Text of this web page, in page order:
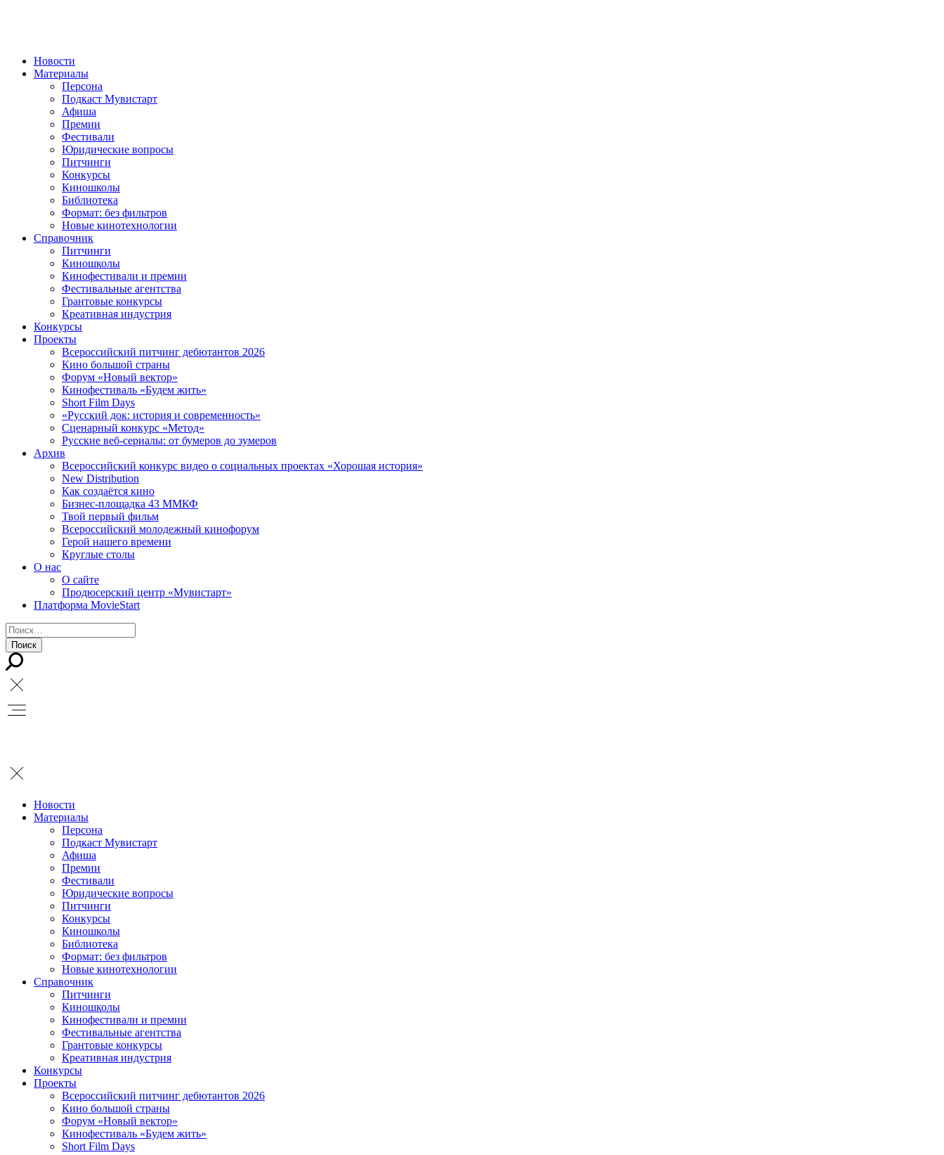
Новости
Материалы
Персона
Подкаст Мувистарт
Афиша
Премии
Фестивали
Юридические вопросы
Питчинги
Конкурсы
Киношколы
Библиотека
Формат: без фильтров
Новые кинотехнологии
Справочник
Питчинги
Киношколы
Кинофестивали и премии
Фестивальные агентства
Грантовые конкурсы
Креативная индустрия
Конкурсы
Проекты
Всероссийский питчинг дебютантов 2026
Кино большой страны
Форум «Новый вектор»
Кинофестиваль «Будем жить»
Short Film Days
«Русский док: история и современность»
Сценарный конкурс «Метод»
Русские веб-сериалы: от бумеров до зумеров
Архив
Всероссийский конкурс видео о социальных проектах «Хорошая история»
New Distribution
Как создаётся кино
Бизнес-площадка 43 ММКФ
Твой первый фильм
Всероссийский молодежный кинофорум
Герой нашего времени
Круглые столы
О нас
О сайте
Продюсерский центр «Мувистарт»
Платформа MovieStart
Новости
Материалы
Персона
Подкаст Мувистарт
Афиша
Премии
Фестивали
Юридические вопросы
Питчинги
Конкурсы
Киношколы
Библиотека
Формат: без фильтров
Новые кинотехнологии
Справочник
Питчинги
Киношколы
Кинофестивали и премии
Фестивальные агентства
Грантовые конкурсы
Креативная индустрия
Конкурсы
Проекты
Всероссийский питчинг дебютантов 2026
Кино большой страны
Форум «Новый вектор»
Кинофестиваль «Будем жить»
Short Film Days